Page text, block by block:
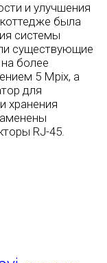
и улучшения
была
системы
существующие
более
5 Mpix, а
для
хранения
RJ-45.